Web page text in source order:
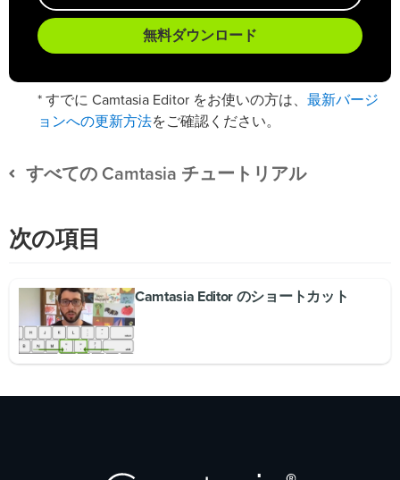
無料ダウンロード
* すでに Camtasia Editor をお使いの方は、 最新バージ
ョンへの更新方法をご確認ください。
すべての Camtasia チュートリアル
次の項目
Camtasia Editor のショートカット